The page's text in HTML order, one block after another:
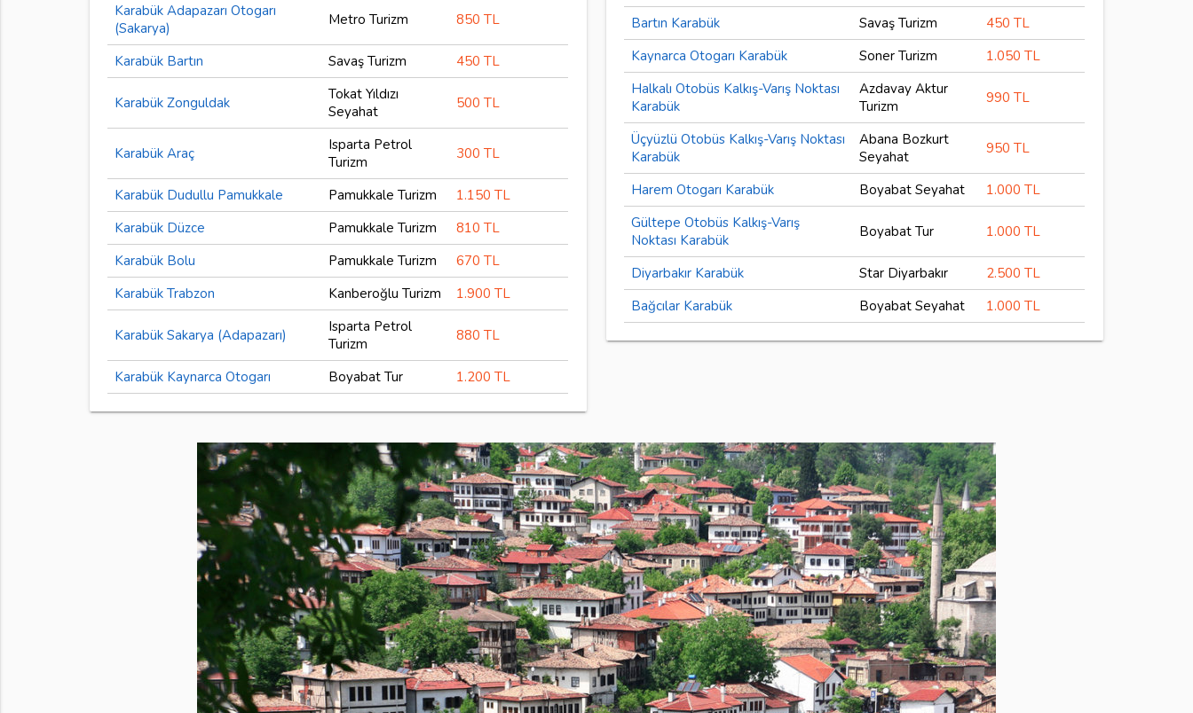
Karabük Adapazarı Otogarı
(Sakarya)
Metro Turizm 850 TL
Karabük Bartın Savaş Turizm 450 TL
Karabük Zonguldak
Tokat Yıldızı
Seyahat
500 TL
Karabük Araç
Isparta Petrol
Turizm
300 TL
Karabük Dudullu Pamukkale Pamukkale Turizm
1.150 TL
Karabük Düzce
Pamukkale Turizm
810 TL
Karabük Bolu
Pamukkale Turizm
670 TL
Karabük Trabzon
Kanberoğlu Turizm 1.900 TL
Karabük Sakarya (Adapazarı)
Isparta Petrol
Turizm
880 TL
Karabük Kaynarca Otogarı Boyabat Tur 1.200 TL
Bartın Karabük
Savaş Turizm
450 TL
Kaynarca Otogarı Karabük
Soner Turizm
1.050 TL
Halkalı Otobüs Kalkış-Varış Noktası
Karabük
Azdavay Aktur
Turizm
990 TL
Üçyüzlü Otobüs Kalkış-Varış Noktası
Karabük
Abana Bozkurt
Seyahat
950 TL
Harem Otogarı Karabük Boyabat Seyahat
1.000 TL
Gültepe Otobüs Kalkış-Varış
Noktası Karabük
Boyabat Tur 1.000 TL
Diyarbakır Karabük Star Diyarbakır
2.500 TL
Bağcılar Karabük
Boyabat Seyahat 1.000 TL